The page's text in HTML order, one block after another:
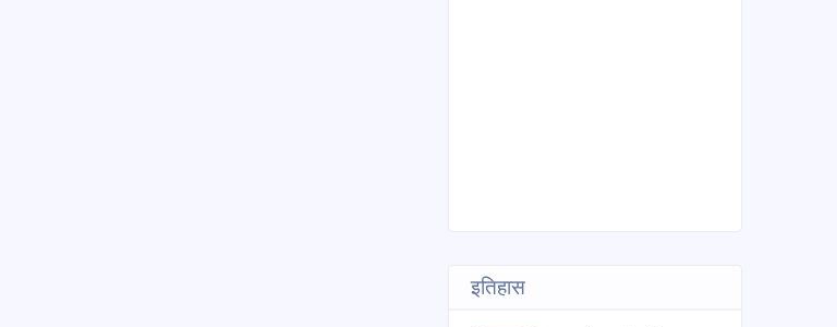
इतिहास